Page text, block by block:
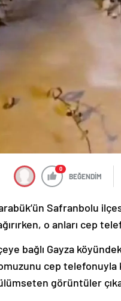
0
BEĞENDİM
Safranbolu
o anları cep
bağlı Gayza
cep telefonuyla
görüntüler